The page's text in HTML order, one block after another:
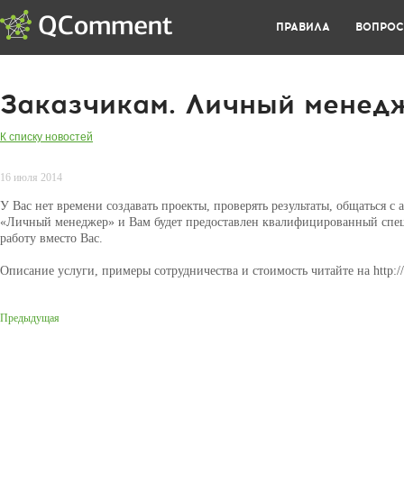
ПРАВИЛА
Заказчикам. Личный
К списку новостей
16 июля 2014
У Вас нет времени создавать проекты, проверять результаты, общаться с
«Личный менеджер» и Вам будет предоставлен квалифицированный
работу вместо Вас.
Описание услуги, примеры сотрудничества и стоимость читайте на
Предыдущая